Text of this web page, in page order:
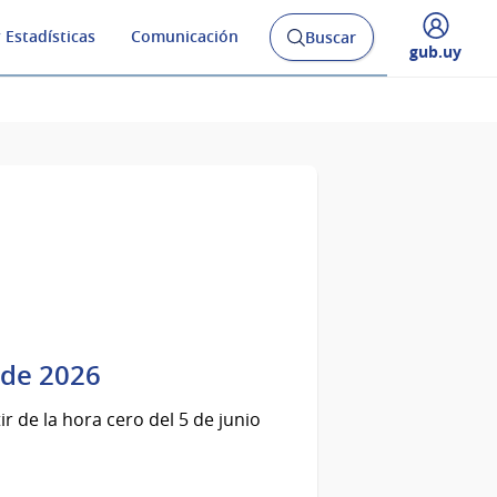
Estadísticas Comunicación
Abrir
buscador
Buscar
Desplegar
gub.uy
2026
de la hora cero del 5 de junio